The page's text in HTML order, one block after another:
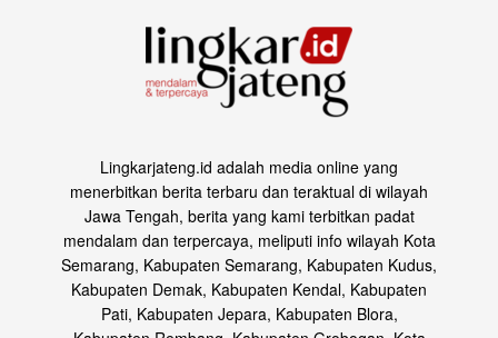
Lingkarjateng.id adalah media online yang
menerbitkan berita terbaru dan teraktual di wilayah
Jawa Tengah, berita yang kami terbitkan padat
mendalam dan terpercaya, meliputi info wilayah Kota
Semarang, Kabupaten Semarang, Kabupaten Kudus,
Kabupaten Demak, Kabupaten Kendal, Kabupaten
Pati, Kabupaten Jepara, Kabupaten Blora,